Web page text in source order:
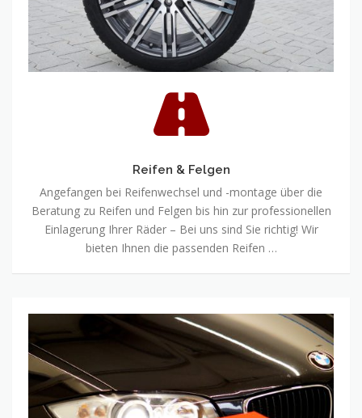
Reifen & Felgen
Angefangen bei Reifenwechsel und -montage über die
Beratung zu Reifen und Felgen bis hin zur professionellen
Einlagerung Ihrer Räder – Bei uns sind Sie richtig! Wir
bieten Ihnen die passenden Reifen …
Autoservice